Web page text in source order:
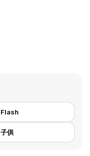
Flash
子供